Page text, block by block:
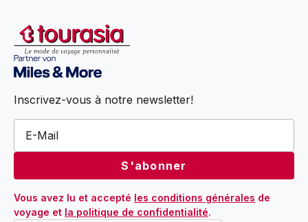
Inscrivez-vous à notre newsletter!
Vous avez lu et accepté les conditions générales de
voyage et la politique de confidentialité.